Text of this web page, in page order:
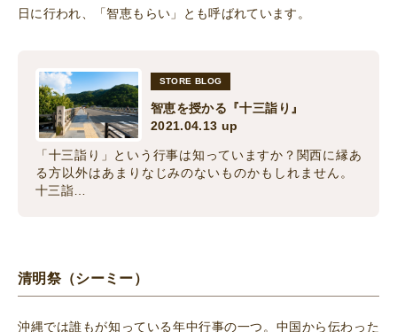
日に行われ、「智恵もらい」とも呼ばれています。
STORE BLOG
智恵を授かる『十三詣り』
2021.04.13 up
「十三詣り」という行事は知っていますか？関西に縁あ
る方以外はあまりなじみのないものかもしれません。
十三詣…
清明祭（シーミー）
沖縄では誰もが知っている年中行事の一つ。中国から伝わった